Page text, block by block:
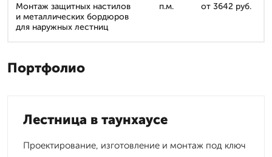
Монтаж защитных настилов
и металлических бордюров
для наружных лестниц
п.м. от 3642 руб.
Портфолио
Лестница в таунхаусе
Проектирование, изготовление и монтаж под ключ